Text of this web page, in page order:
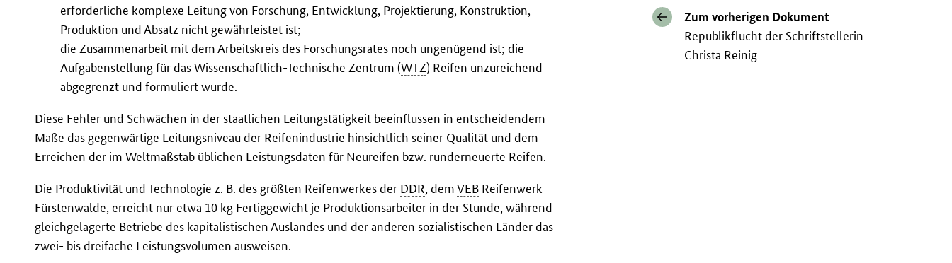
Zum vorherigen Dokument
Republikflucht der Schriftstellerin
Christa Reinig
erforderliche komplexe Leitung von Forschung, Entwicklung, Projektierung, Konstruktion,
Produktion und Absatz nicht gewährleistet ist;
–
die Zusammenarbeit mit dem Arbeitskreis des Forschungsrates noch ungenügend ist; die
Aufgabenstellung für das Wissenschaftlich-Technische Zentrum (WTZ) Reifen unzureichend
abgegrenzt und formuliert wurde.
Diese Fehler und Schwächen in der staatlichen Leitungstätigkeit beeinflussen in entscheidendem
Maße das gegenwärtige Leitungsniveau der Reifenindustrie hinsichtlich seiner Qualität und dem
Erreichen der im Weltmaßstab üblichen Leistungsdaten für Neureifen bzw. runderneuerte Reifen.
Die Produktivität und Technologie z. B. des größten Reifenwerkes der DDR, demVEB Reifenwerk
Fürstenwalde, erreicht nur etwa 10 kg Fertiggewicht je Produktionsarbeiter in der Stunde, während
gleichgelagerte Betriebe des kapitalistischen Auslandes und der anderen sozialistischen Länder das
zwei- bis dreifache Leistungsvolumen ausweisen.